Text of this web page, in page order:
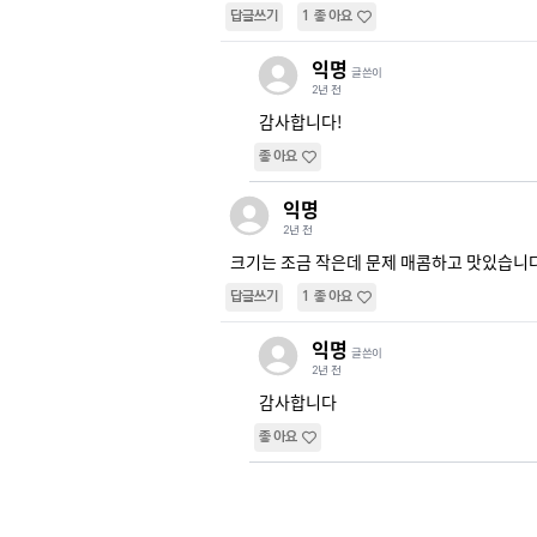
답글쓰기 1 좋아요
익명 글쓴이
2년 전
감사합니다!
좋아요
익명
2년 전
크기는 조금 작은데 문제 매콤하고 맛있습니
답글쓰기 1 좋아요
익명 글쓴이
2년 전
감사합니다
좋아요